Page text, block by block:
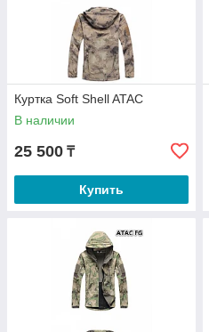
Куртка Soft Shell ATAC
В наличии
25 500 ₸
Купить